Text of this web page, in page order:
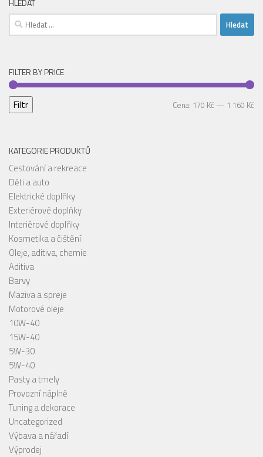
HLEDAT
Vyhledávání
FILTER BY PRICE
Filtr Cena: 170 Kč — 1 160 Kč
KATEGORIE PRODUKTŮ
Cestování a rekreace
Děti a auto
Elektrické doplňky
Exteriérové doplňky
Interiérové doplňky
Kosmetika a čištění
Oleje, aditiva, chemie
Aditiva
Barvy
Maziva a spreje
Motorové oleje
10W-40
15W-40
5W-30
5W-40
Pasty a tmely
Provozní náplně
Tuning a dekorace
Uncategorized
Výbava a nářadí
Výprodej